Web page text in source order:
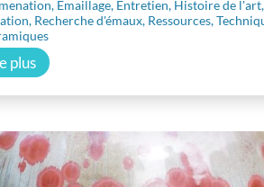
, Émaillage, Entretien, Histoire de l'art,
, Recherche d'émaux, Ressources,
plus